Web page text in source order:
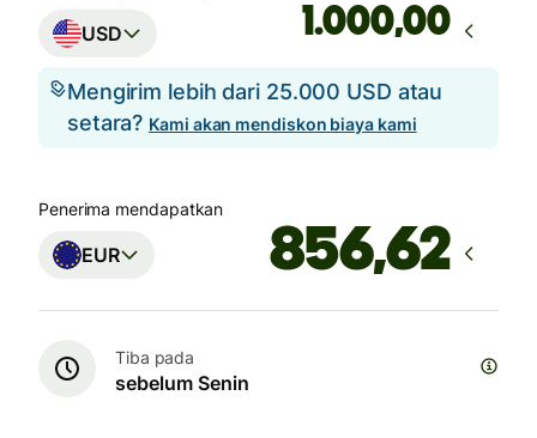
USD ,00
Mengirim lebih dari 25.000 USD atau
setara? Kami akan mendiskon biaya kami
Penerima mendapatkan
EUR
Tiba pada
sebelum Senin